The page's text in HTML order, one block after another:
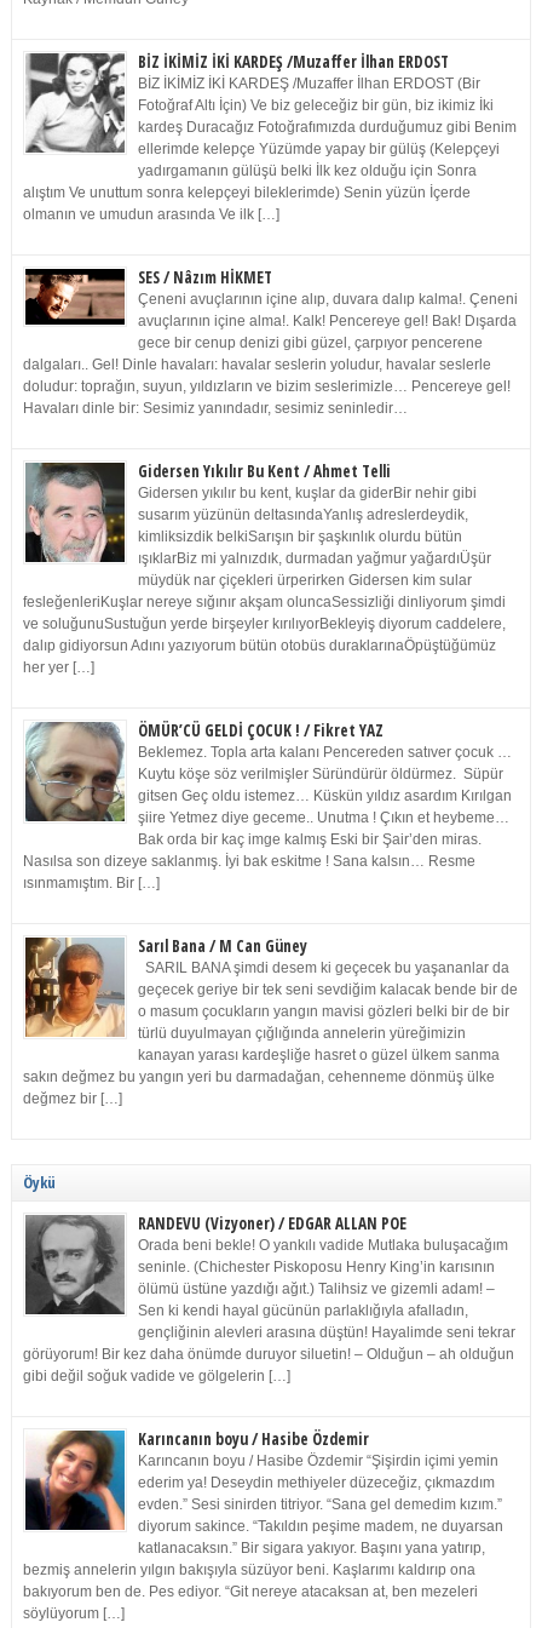
BİZ İKİMİZ İKİ KARDEŞ /Muzaffer İlhan ERDOST
BİZ İKİMİZ İKİ KARDEŞ /Muzaffer İlhan ERDOST (Bir
Fotoğraf Altı İçin) Ve biz geleceğiz bir gün, biz ikimiz İki
kardeş Duracağız Fotoğrafımızda durduğumuz gibi Benim
ellerimde kelepçe Yüzümde yapay bir gülüş (Kelepçeyi
yadırgamanın gülüşü belki İlk kez olduğu için Sonra
alıştım Ve unuttum sonra kelepçeyi bileklerimde) Senin yüzün İçerde
olmanın ve umudun arasında Ve ilk […]
SES / Nâzım HİKMET
Çeneni avuçlarının içine alıp, duvara dalıp kalma!. Çeneni
avuçlarının içine alma!. Kalk! Pencereye gel! Bak! Dışarda
gece bir cenup denizi gibi güzel, çarpıyor pencerene
dalgaları.. Gel! Dinle havaları: havalar seslerin yoludur, havalar seslerle
doludur: toprağın, suyun, yıldızların ve bizim seslerimizle… Pencereye gel!
Havaları dinle bir: Sesimiz yanındadır, sesimiz seninledir…
Gidersen Yıkılır Bu Kent / Ahmet Telli
Gidersen yıkılır bu kent, kuşlar da giderBir nehir gibi
susarım yüzünün deltasındaYanlış adreslerdeydik,
kimliksizdik belkiSarışın bir şaşkınlık olurdu bütün
ışıklarBiz mi yalnızdık, durmadan yağmur yağardıÜşür
müydük nar çiçekleri ürperirken Gidersen kim sular
fesleğenleriKuşlar nereye sığınır akşam oluncaSessizliği dinliyorum şimdi
ve soluğunuSustuğun yerde birşeyler kırılıyorBekleyiş diyorum caddelere,
dalıp gidiyorsun Adını yazıyorum bütün otobüs duraklarınaÖpüştüğümüz
her yer […]
ÖMÜR’CÜ GELDİ ÇOCUK ! / Fikret YAZ
Beklemez. Topla arta kalanı Pencereden satıver çocuk …
Kuytu köşe söz verilmişler Süründürür öldürmez. Süpür
gitsen Geç oldu istemez… Küskün yıldız asardım Kırılgan
şiire Yetmez diye geceme.. Unutma ! Çıkın et heybeme…
Bak orda bir kaç imge kalmış Eski bir Şair’den miras.
Nasılsa son dizeye saklanmış. İyi bak eskitme ! Sana kalsın… Resme
ısınmamıştım. Bir […]
Sarıl Bana / M Can Güney
SARIL BANA şimdi desem ki geçecek bu yaşananlar da
geçecek geriye bir tek seni sevdiğim kalacak bende bir de
o masum çocukların yangın mavisi gözleri belki bir de bir
türlü duyulmayan çığlığında annelerin yüreğimizin
kanayan yarası kardeşliğe hasret o güzel ülkem sanma
sakın değmez bu yangın yeri bu darmadağan, cehenneme dönmüş ülke
değmez bir […]
Öykü
RANDEVU (Vizyoner) / EDGAR ALLAN POE
Orada beni bekle! O yankılı vadide Mutlaka buluşacağım
seninle. (Chichester Piskoposu Henry King’in karısının
ölümü üstüne yazdığı ağıt.) Talihsiz ve gizemli adam! –
Sen ki kendi hayal gücünün parlaklığıyla afalladın,
gençliğinin alevleri arasına düştün! Hayalimde seni tekrar
görüyorum! Bir kez daha önümde duruyor siluetin! – Olduğun – ah olduğun
gibi değil soğuk vadide ve gölgelerin […]
Karıncanın boyu / Hasibe Özdemir
Karıncanın boyu / Hasibe Özdemir “Şişirdin içimi yemin
ederim ya! Deseydin methiyeler düzeceğiz, çıkmazdım
evden.” Sesi sinirden titriyor. “Sana gel demedim kızım.”
diyorum sakince. “Takıldın peşime madem, ne duyarsan
katlanacaksın.” Bir sigara yakıyor. Başını yana yatırıp,
bezmiş annelerin yılgın bakışıyla süzüyor beni. Kaşlarımı kaldırıp ona
bakıyorum ben de. Pes ediyor. “Git nereye atacaksan at, ben mezeleri
söylüyorum […]